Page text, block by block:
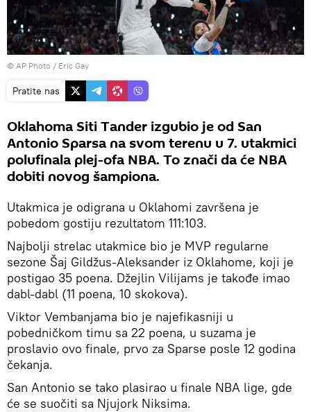
© AP Photo / Eric Gay
Pratite nas
Oklahoma Siti Tander izgubio je od San
Antonio Sparsa na svom terenu u 7. utakmici
polufinala plej-ofa NBA. To znači da će NBA
dobiti novog šampiona.
Utakmica je odigrana u Oklahomi završena je
pobedom gostiju rezultatom 111:103.
Najbolji strelac utakmice bio je MVP regularne
sezone Šaj Gildžus-Aleksander iz Oklahome, koji je
postigao 35 poena. Džejlin Vilijams je takođe imao
dabl-dabl (11 poena, 10 skokova).
Viktor Vembanjama bio je najefikasniji u
pobedničkom timu sa 22 poena, u suzama je
proslavio ovo finale, prvo za Sparse posle 12 godina
čekanja.
San Antonio se tako plasirao u finale NBA lige, gde
će se suočiti sa Njujork Niksima.